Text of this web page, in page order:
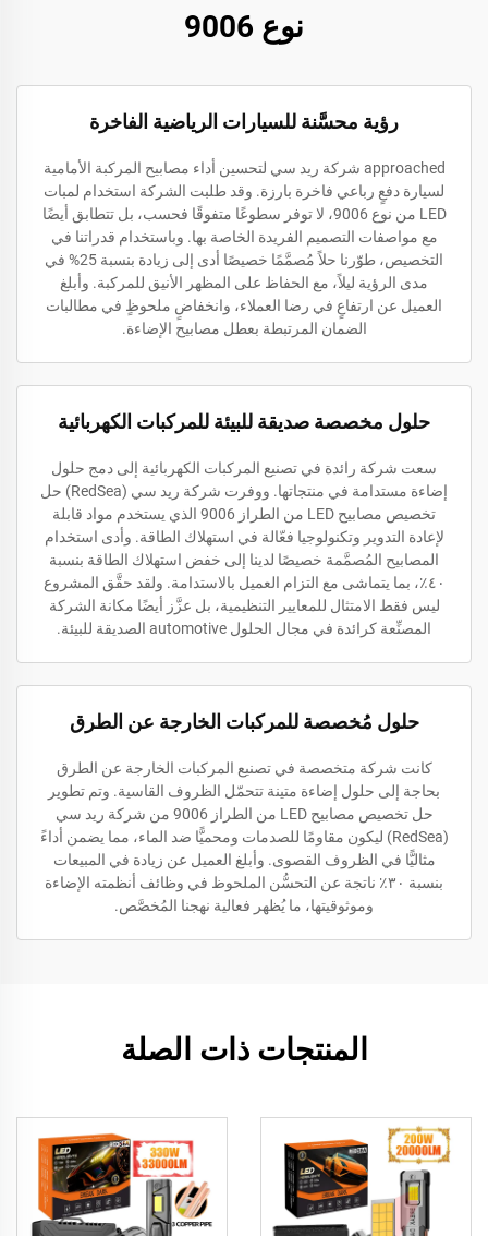
نوع 9006
رؤية محسَّنة للسيارات الرياضية الفاخرة
approached شركة ريد سي لتحسين أداء مصابيح المركبة الأمامية
لسيارة دفعٍ رباعي فاخرة بارزة. وقد طلبت الشركة استخدام لمبات
LED من نوع 9006، لا توفر سطوعًا متفوقًا فحسب، بل تتطابق أيضًا
مع مواصفات التصميم الفريدة الخاصة بها. وباستخدام قدراتنا في
التخصيص، طوّرنا حلاً مُصمَّمًا خصيصًا أدى إلى زيادة بنسبة 25% في
مدى الرؤية ليلاً، مع الحفاظ على المظهر الأنيق للمركبة. وأبلغ
العميل عن ارتفاعٍ في رضا العملاء، وانخفاضٍ ملحوظٍ في مطالبات
الضمان المرتبطة بعطل مصابيح الإضاءة.
حلول مخصصة صديقة للبيئة للمركبات الكهربائية
سعت شركة رائدة في تصنيع المركبات الكهربائية إلى دمج حلول
إضاءة مستدامة في منتجاتها. ووفرت شركة ريد سي (RedSea) حل
تخصيص مصابيح LED من الطراز 9006 الذي يستخدم مواد قابلة
لإعادة التدوير وتكنولوجيا فعّالة في استهلاك الطاقة. وأدى استخدام
المصابيح المُصمَّمة خصيصًا لدينا إلى خفض استهلاك الطاقة بنسبة
٤٠٪، بما يتماشى مع التزام العميل بالاستدامة. ولقد حقَّق المشروع
ليس فقط الامتثال للمعايير التنظيمية، بل عزَّز أيضًا مكانة الشركة
المصنِّعة كرائدة في مجال الحلول automotive الصديقة للبيئة.
حلول مُخصصة للمركبات الخارجة عن الطرق
كانت شركة متخصصة في تصنيع المركبات الخارجة عن الطرق
بحاجة إلى حلول إضاءة متينة تتحمّل الظروف القاسية. وتم تطوير
حل تخصيص مصابيح LED من الطراز 9006 من شركة ريد سي
(RedSea) ليكون مقاومًا للصدمات ومحميًّا ضد الماء، مما يضمن أداءً
مثاليًّا في الظروف القصوى. وأبلغ العميل عن زيادة في المبيعات
بنسبة ٣٠٪ ناتجة عن التحسُّن الملحوظ في وظائف أنظمته الإضاءة
وموثوقيتها، ما يُظهر فعالية نهجنا المُخصَّص.
المنتجات ذات الصلة